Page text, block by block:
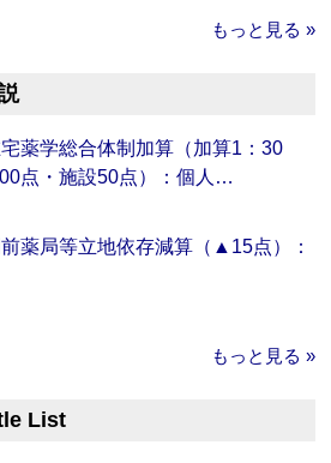
もっと見る »
宅薬学総合体制加算（加算1：30
点・施設50点）：個人…
前薬局等立地依存減算（▲15点）：
もっと見る »
List